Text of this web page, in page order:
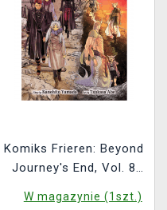
Komiks Frieren: Beyond
Journey's End, Vol. 8
W magazynie (1szt.)